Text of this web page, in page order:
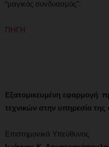
“μαγικός συνδυασμός”.
ΠΗΓΗ
Εξατομικευμένη εφαρμογή
τεχνικών στην υπηρεσία της
Επιστημονικά Υπεύθυνος